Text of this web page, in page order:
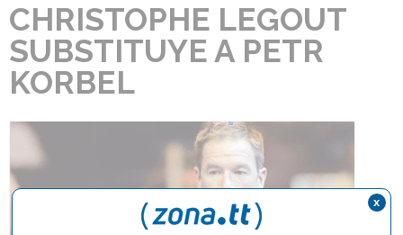
CHRISTOPHE LEGOUT
SUBSTITUYE A PETR
KORBEL
x